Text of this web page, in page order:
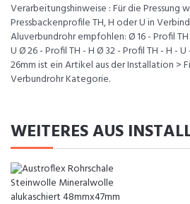
Verarbeitungshinweise : Für die Pressung
Pressbackenprofile TH, H oder U in
Aluverbundrohr empfohlen: Ø 16 - Profil
U Ø 26 - Profil TH - H Ø 32 - Profil TH - H -
26mm ist ein Artikel aus der Installation >
Verbundrohr Kategorie.
WEITERES AUS